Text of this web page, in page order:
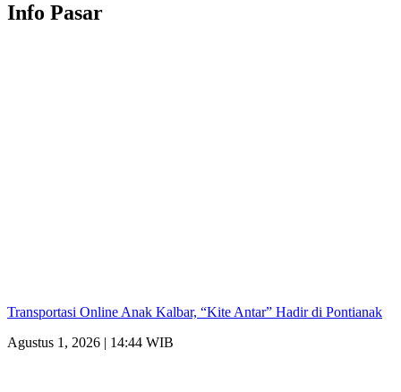
Info Pasar
Transportasi Online Anak Kalbar, “Kite Antar” Hadir di Pontianak
Agustus 1, 2026 | 14:44 WIB